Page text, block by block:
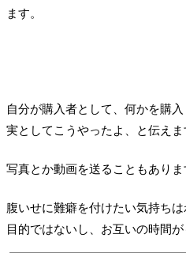
ます。
自分が購入者として、何かを購
実としてこうやったよ、と伝えま
写真とか動画を送ることもありま
腹いせに難癖を付けたい気持ち
目的ではないし、お互いの時間が